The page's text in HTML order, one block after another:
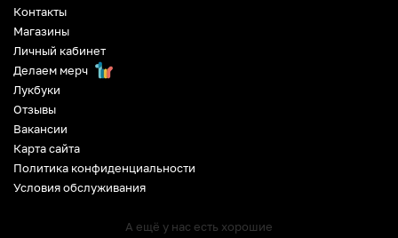
Контакты
Магазины
Личный кабинет
Делаем мерч
Лукбуки
Отзывы
Вакансии
Карта сайта
Политика конфиденциальности
Условия обслуживания
А ещё у нас есть хорошие